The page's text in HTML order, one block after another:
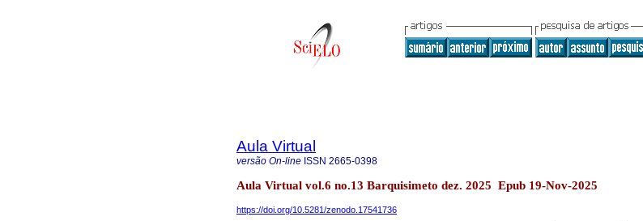
Aula Virtual
versão On-line ISSN 2665-0398
Aula Virtual vol.6 no.13 Barquisimeto dez. 2025 Epub 19-Nov-2025
https://doi.org/10.5281/zenodo.17541736